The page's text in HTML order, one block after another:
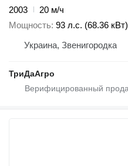
2003
20 м/ч
Мощность 93 л.с. (68.36 кВт)
Украина, Звенигородка
ТриДаАгро